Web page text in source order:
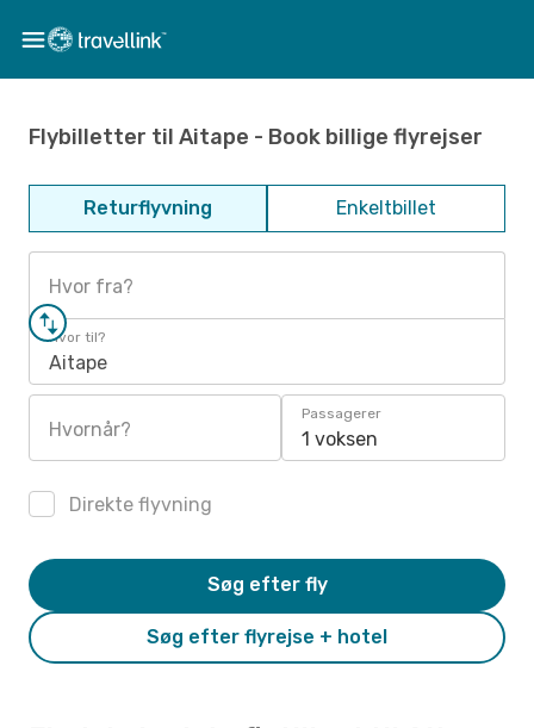
Flybilletter til Aitape - Book billige flyrejser
Returflyvning Enkeltbillet
Hvor fra?
Hvor til?
Aitape
Hvornår?
Passagerer
1 voksen
Direkte flyvning
Søg efter flyrejse + hotel
Søg efter fly